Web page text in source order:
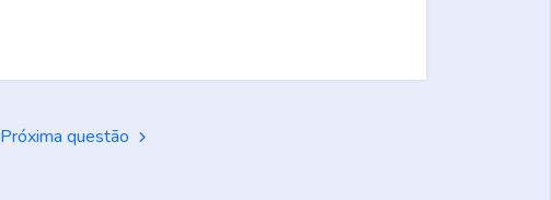
Próxima questão